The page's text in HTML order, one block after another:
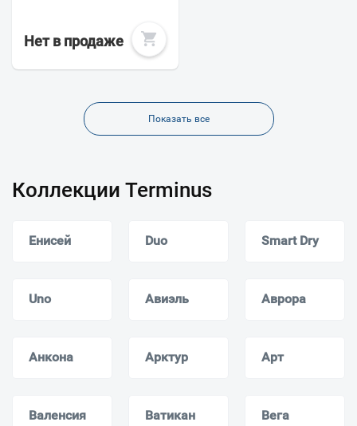
Нет в продаже
Показать все
Коллекции Terminus
Енисей Duo Smart Dry
Uno Авиэль Аврора
Анкона Арктур Арт
Валенсия Ватикан Вега